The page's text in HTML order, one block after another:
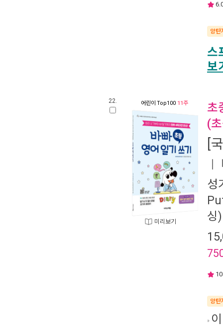
양탄
스
보
22. 어린이 Top100 11주
미리보기
초
(
[
성
싱)
양탄